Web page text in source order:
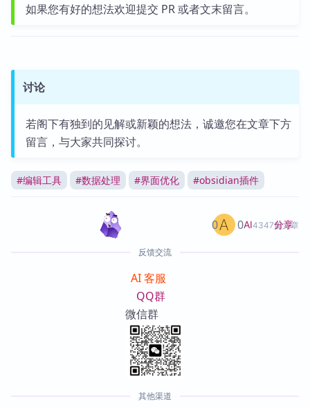
如果您有好的想法欢迎提交 PR 或者文末留言。
讨论
若阁下有独到的见解或新颖的想法，诚邀您在文章下方
留言，与大家共同探讨。
#编辑工具 #数据处理 #界面优化 #obsidian插件
AI4347篇文章
0 0 分享
反馈交流
AI 客服
QQ群
微信群
其他渠道